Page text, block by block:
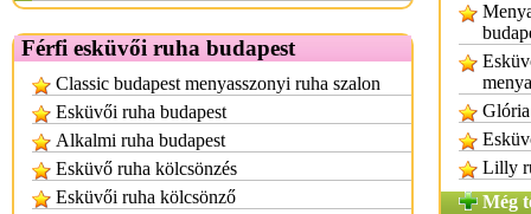
Férfi esküvői ruha budapest
Classic budapest menyasszonyi ruha szalon
Esküvői ruha budapest
Alkalmi ruha budapest
Esküvő ruha kölcsönzés
Esküvői ruha kölcsönző
Lilly
Még